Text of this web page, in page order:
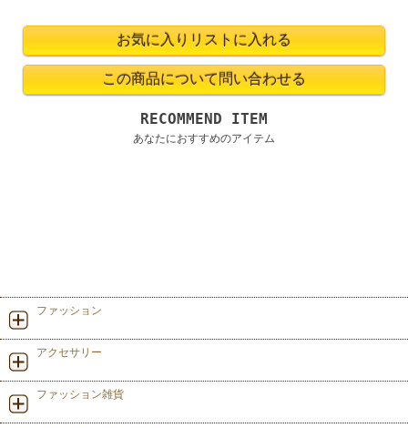
RECOMMEND ITEM
あなたにおすすめのアイテム
ファッション
アクセサリー
ファッション雑貨